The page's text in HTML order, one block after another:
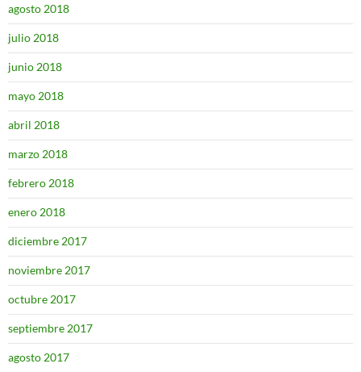
agosto 2018
julio 2018
junio 2018
mayo 2018
abril 2018
marzo 2018
febrero 2018
enero 2018
diciembre 2017
noviembre 2017
octubre 2017
septiembre 2017
agosto 2017